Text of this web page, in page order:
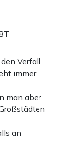
Man hat
des Platzes
die „Kunst“
Künstler mit „Be
diese Sprüche
man ihn dazu
in eine
Botschaften
„Dit is halt
Verfall
immer
man aber
an